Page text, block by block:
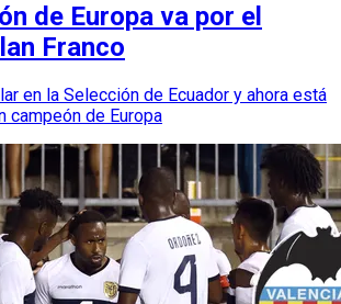
de Europa va por el
Franco
en la Selección de Ecuador y ahora está
campeón de Europa